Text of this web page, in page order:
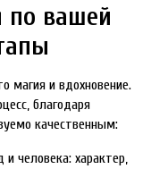
по вашей
магия и вдохновение.
благодаря
качественным:
человека: характер,